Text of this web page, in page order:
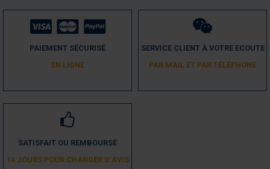
PAIEMENT SÉCURISÉ
EN LIGNE
SERVICE CLIENT À VOTRE ECOUTE
PAR MAIL ET PAR TÉLÉPHONE
SATISFAIT OU REMBOURSÉ
14 JOURS POUR CHANGER D´AVIS